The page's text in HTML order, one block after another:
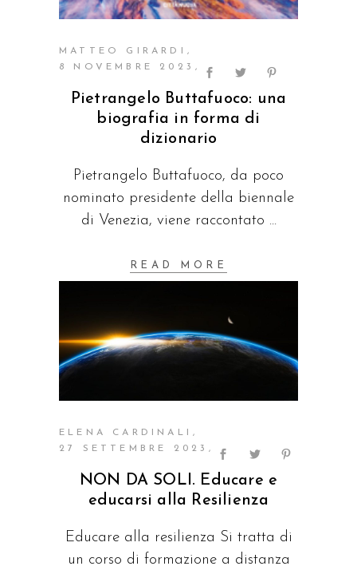
MATTEO GIRARDI
8 NOVEMBRE 2023
Pietrangelo Buttafuoco: una
biografia in forma di
dizionario
Pietrangelo Buttafuoco, da poco
nominato presidente della biennale
di Venezia, viene raccontato
READ MORE
ELENA CARDINALI
27 SETTEMBRE 2023
NON DA SOLI. Educare e
educarsi alla Resilienza
Educare alla resilienza Si tratta di
un corso di formazione a distanza